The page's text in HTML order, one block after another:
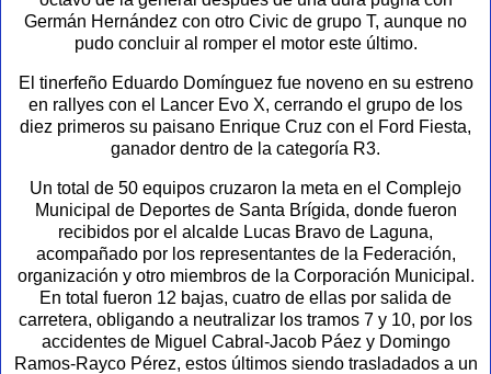
Germán Hernández con otro Civic de grupo T, aunque no
pudo concluir al romper el motor este último.
El tinerfeño Eduardo Domínguez fue noveno en su estreno
en rallyes con el Lancer Evo X, cerrando el grupo de los
diez primeros su paisano Enrique Cruz con el Ford Fiesta,
ganador dentro de la categoría R3.
Un total de 50 equipos cruzaron la meta en el Complejo
Municipal de Deportes de Santa Brígida, donde fueron
recibidos por el alcalde Lucas Bravo de Laguna,
acompañado por los representantes de la Federación,
organización y otro miembros de la Corporación Municipal.
En total fueron 12 bajas, cuatro de ellas por salida de
carretera, obligando a neutralizar los tramos 7 y 10, por los
accidentes de Miguel Cabral-Jacob Páez y Domingo
Ramos-Rayco Pérez, estos últimos siendo trasladados a un